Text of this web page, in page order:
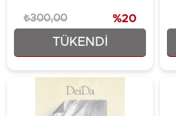
TÜKENDI
₺240,00
₺300,00 %20